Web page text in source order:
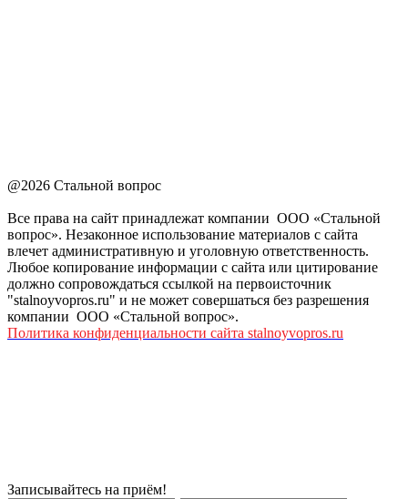
@2026 Стальной вопрос
Все права на сайт принадлежат компании ООО «Стальной
вопрос». Незаконное использование материалов с сайта
влечет административную и уголовную ответственность.
Любое копирование информации с сайта или цитирование
должно сопровождаться ссылкой на первоисточник
"stalnoyvopros.ru" и не может совершаться без разрешения
компании ООО «Стальной вопрос».
Политика конфиденциальности сайта stalnoyvopros.ru
Записывайтесь на приём!